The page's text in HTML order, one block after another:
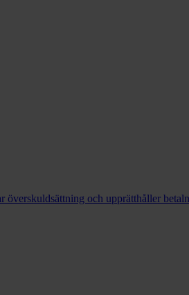
och upprätthåller